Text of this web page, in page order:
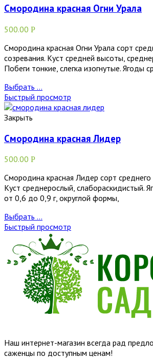
Смородина красная Огни Урала
500.00 Р
Смородина красная Огни Урала сорт
созревания. Куст средней высоты,
Побеги тонкие, слегка изогнутые. Ягоды
Выбрать ...
Быстрый просмотр
Закрыть
Смородина красная Лидер
500.00 Р
Смородина красная Лидер сорт среднего
Куст среднерослый, слабораскидистый.
от 0,6 до 0,9 г, округлой формы,
Выбрать ...
Быстрый просмотр
Наш интернет-магазин всегда рад
саженцы по доступным ценам!